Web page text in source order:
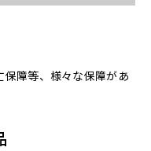
障等、様々な保障があ